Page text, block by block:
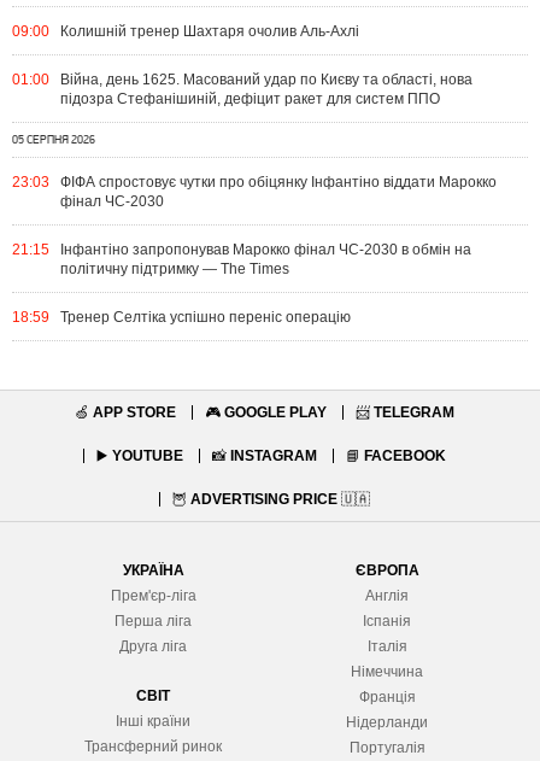
09:00 Колишній тренер Шахтаря очолив Аль-Ахлі
01:00
Війна, день 1625. Масований удар по Києву та області, нова
підозра Стефанішиній, дефіцит ракет для систем ППО
05 СЕРПНЯ 2026
23:03
ФІФА спростовує чутки про обіцянку Інфантіно віддати Марокко
фінал ЧС-2030
21:15
Інфантіно запропонував Марокко фінал ЧС-2030 в обмін на
політичну підтримку — The Times
18:59 Тренер Селтіка успішно переніс операцію
🍏 APP STORE 🎮 GOOGLE PLAY 📨 TELEGRAM
▶️ YOUTUBE 📸 INSTAGRAM 📘 FACEBOOK
🦉 ADVERTISING PRICE 🇺🇦
УКРАЇНА
Прем'єр-ліга
Перша ліга
Друга ліга
СВІТ
Інші країни
Трансферний ринок
ЄВРОПА
Англія
Іспанія
Італія
Німеччина
Франція
Нідерланди
Португалія